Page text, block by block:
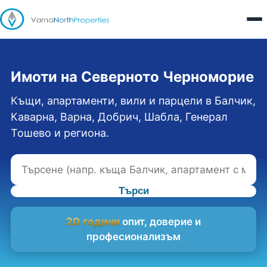
Имоти на Северното Черноморие
Къщи, апартаменти, вили и парцели в Балчик,
Каварна, Варна, Добрич, Шабла, Генерал
Тошево и региона.
Търси
20 години опит, доверие и
професионализъм